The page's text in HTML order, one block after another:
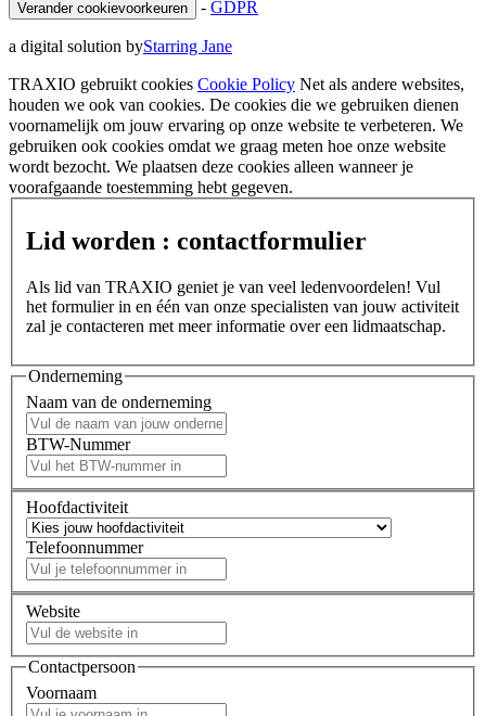
Verander cookievoorkeuren - GDPR
a digital solution byStarring Jane
TRAXIO gebruikt cookies Cookie Policy Net als andere websites,
houden we ook van cookies. De cookies die we gebruiken dienen
voornamelijk om jouw ervaring op onze website te verbeteren. We
gebruiken ook cookies omdat we graag meten hoe onze website
wordt bezocht. We plaatsen deze cookies alleen wanneer je
voorafgaande toestemming hebt gegeven.
Lid worden : contactformulier
Als lid van TRAXIO geniet je van veel ledenvoordelen! Vul
het formulier in en één van onze specialisten van jouw activiteit
zal je contacteren met meer informatie over een lidmaatschap.
Onderneming
Naam van de onderneming
BTW-Nummer
Hoofdactiviteit
Telefoonnummer
Website
Contactpersoon
Voornaam